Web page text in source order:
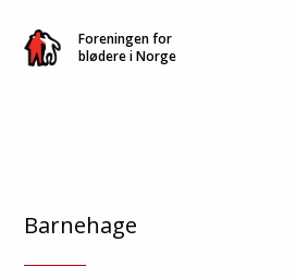
Foreningen for
blødere i Norge
Barnehage